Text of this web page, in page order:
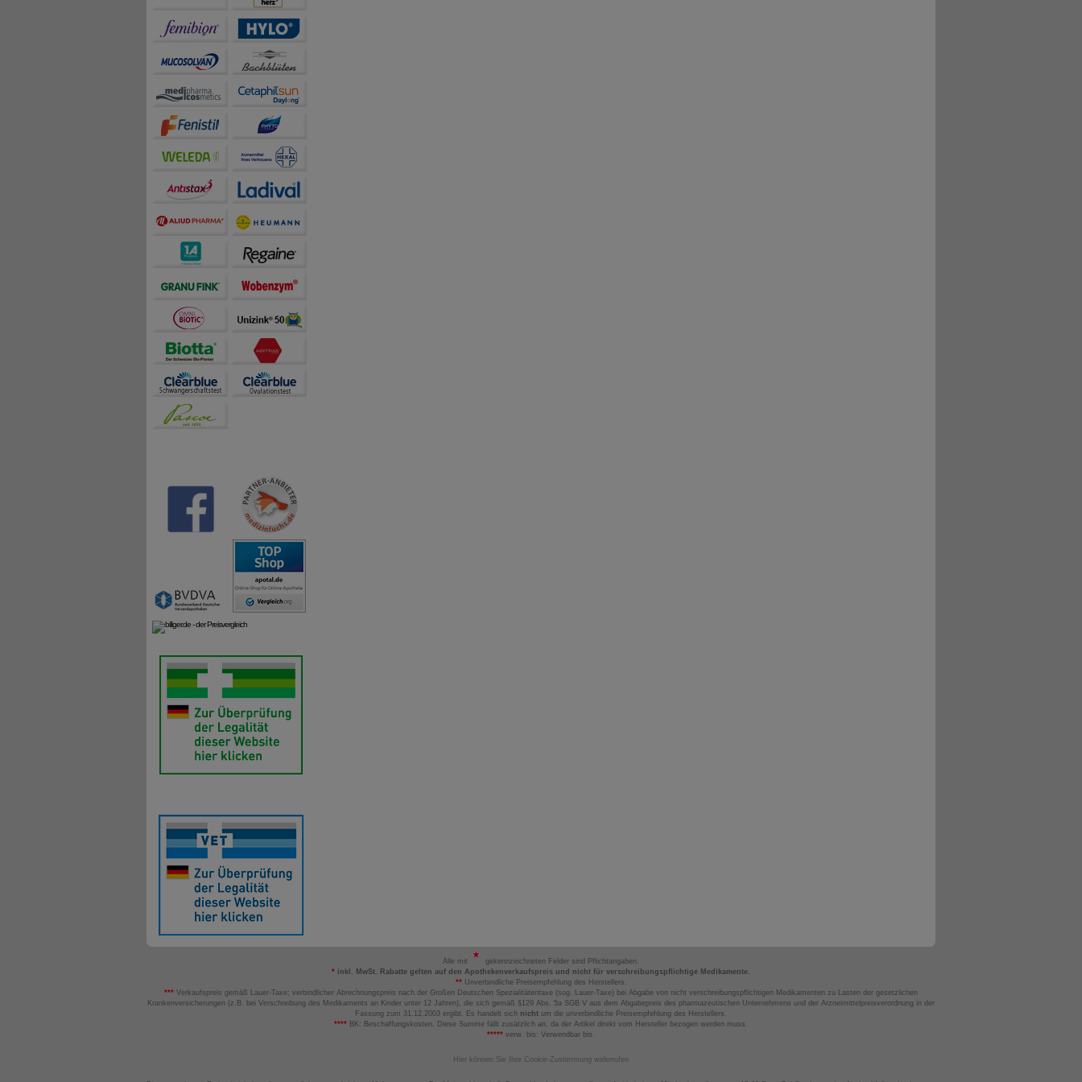
Alle mit
gekennzeichneten Felder sind Pflichtangaben.
* inkl. MwSt. Rabatte gelten auf den Apothekenverkaufspreis und nicht für verschreibungspflichtige Medikamente.
**Unverbindliche Preisempfehlung des Herstellers.
*** Verkaufspreis gemäß Lauer-Taxe; verbindlicher Abrechnungspreis nach der Großen Deutschen Spezialitätentaxe (sog. Lauer-Taxe) bei Abgabe von nicht verschreibungspflichtigen Medikamenten zu Lasten der gesetzlichen
Krankenversicherungen (z.B. bei Verschreibung des Medikaments an Kinder unter 12 Jahren), die sich gemäß §129 Abs. 5a SGB V aus dem Abgabepreis des pharmazeutischen Unternehmens und der Arzneimittelpreisverordnung in der
Fassung zum 31.12.2003 ergibt. Es handelt sich nicht um die unverbindliche Preisempfehlung des Herstellers.
**** BK: Beschaffungskosten. Diese Summe fällt zusätzlich an, da der Artikel direkt vom Hersteller bezogen werden muss.
***** verw. bis: Verwendbar bis.
Hier können Sie Ihre Cookie-Zustimmung widerrufen